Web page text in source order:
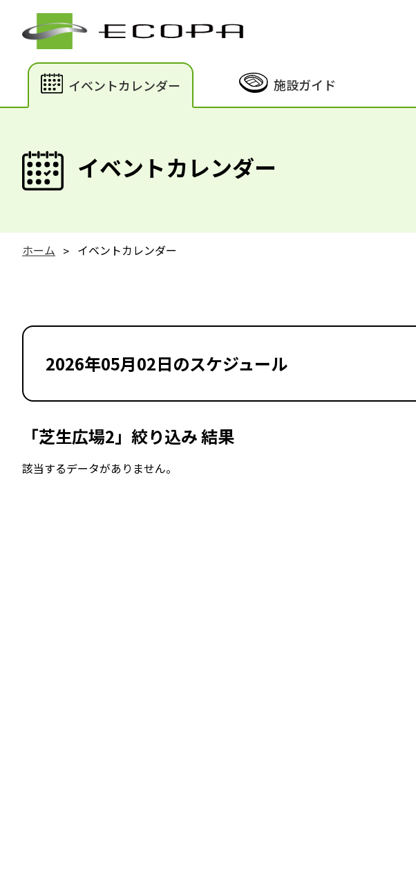
イベントカレンダー 施設ガイド
イベントカレンダー
ホーム イベントカレンダー
2026年05月02日のスケジュール
「芝生広場2」絞り込み 結果
該当するデータがありません。